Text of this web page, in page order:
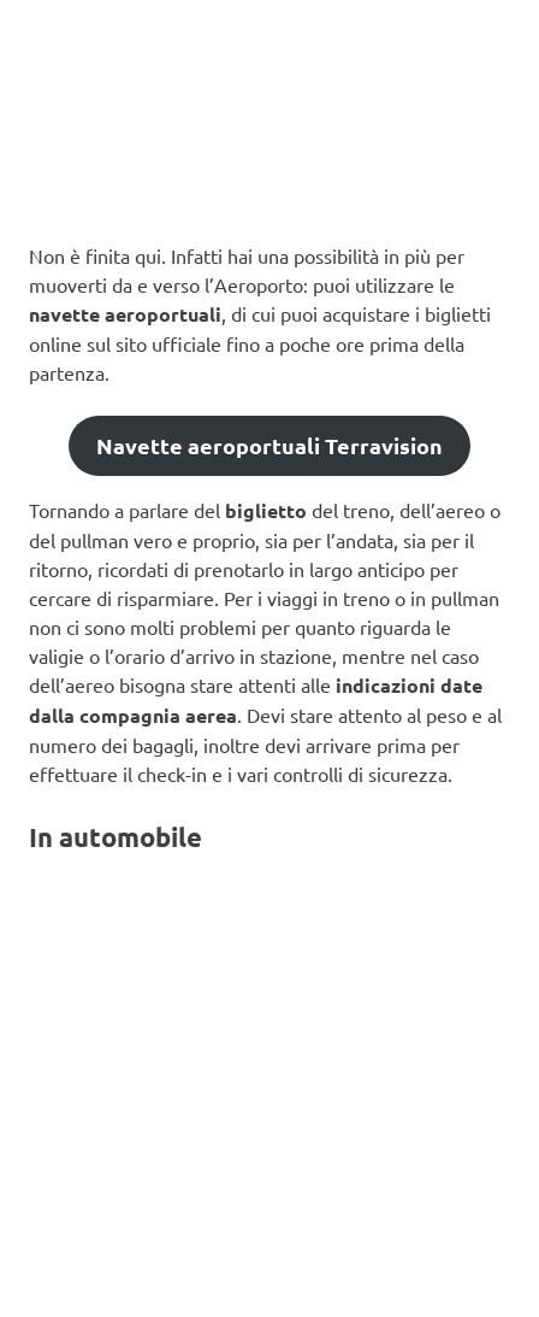
Non è finita qui. Infatti hai una possibilità in più per
muoverti da e verso l’Aeroporto: puoi utilizzare le
navette aeroportuali, di cui puoi acquistare i biglietti
online sul sito ufficiale fino a poche ore prima della
partenza.
Navette aeroportuali Terravision
Tornando a parlare del biglietto del treno, dell’aereo o
del pullman vero e proprio, sia per l’andata, sia per il
ritorno, ricordati di prenotarlo in largo anticipo per
cercare di risparmiare. Per i viaggi in treno o in pullman
non ci sono molti problemi per quanto riguarda le
valigie o l’orario d’arrivo in stazione, mentre nel caso
dell’aereo bisogna stare attenti alle indicazioni date
dalla compagnia aerea . Devi stare attento al peso e al
numero dei bagagli, inoltre devi arrivare prima per
effettuare il check-in e i vari controlli di sicurezza.
In automobile